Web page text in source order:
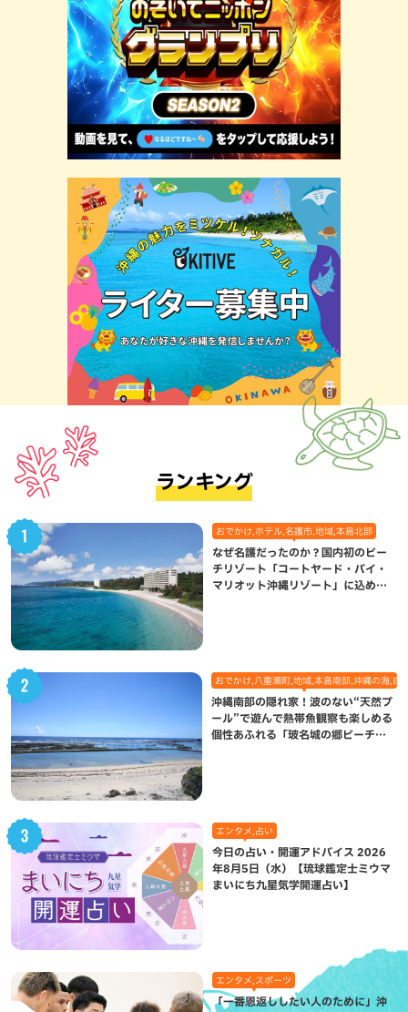
ランキング
おでかけ,ホテル,名護市,地域,本島北部
なぜ名護だったのか？国内初のビー
チリゾート「コートヤード・バイ・
マリオット沖縄リゾート」に込めら
おでかけ,八重瀬町,地域,本島南部,沖縄の海,自
沖縄南部の隠れ家！波のない“天然プ
ール”で遊んで熱帯魚観察も楽しめる
個性あふれる「玻名城の郷ビーチ」
エンタメ,占い
今日の占い・開運アドバイス 2026
年8月5日（水）【琉球鑑定士ミウマ
まいにち九星気学開運占い】
エンタメ,スポーツ
「一番恩返ししたい人のために」沖